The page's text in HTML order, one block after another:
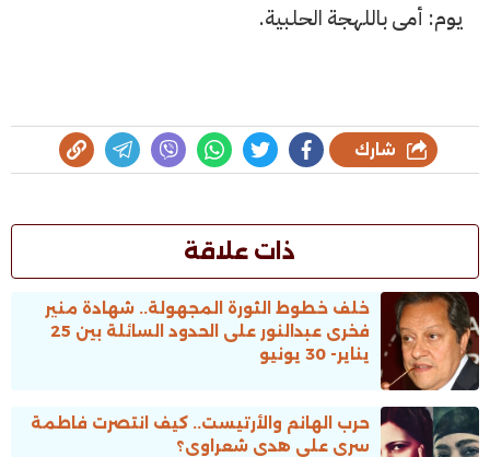
يوم: أمى باللهجة الحلبية.
شارك
ذات علاقة
خلف خطوط الثورة المجهولة.. شهادة منير
فخرى عبدالنور على الحدود السائلة بين 25
يناير- 30 يونيو
حرب الهانم والأرتيست.. كيف انتصرت فاطمة
سرى على هدى شعراوى؟